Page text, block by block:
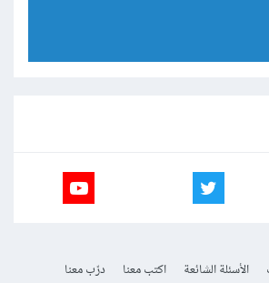
الأسئلة الشائعة اكتب معنا
درّب معنا